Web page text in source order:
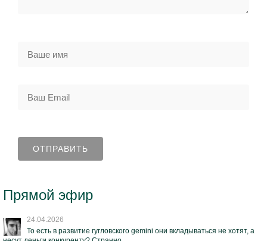
Прямой эфир
24.04.2026
То есть в развитие гугловского gemini они вкладываться не хотят, а